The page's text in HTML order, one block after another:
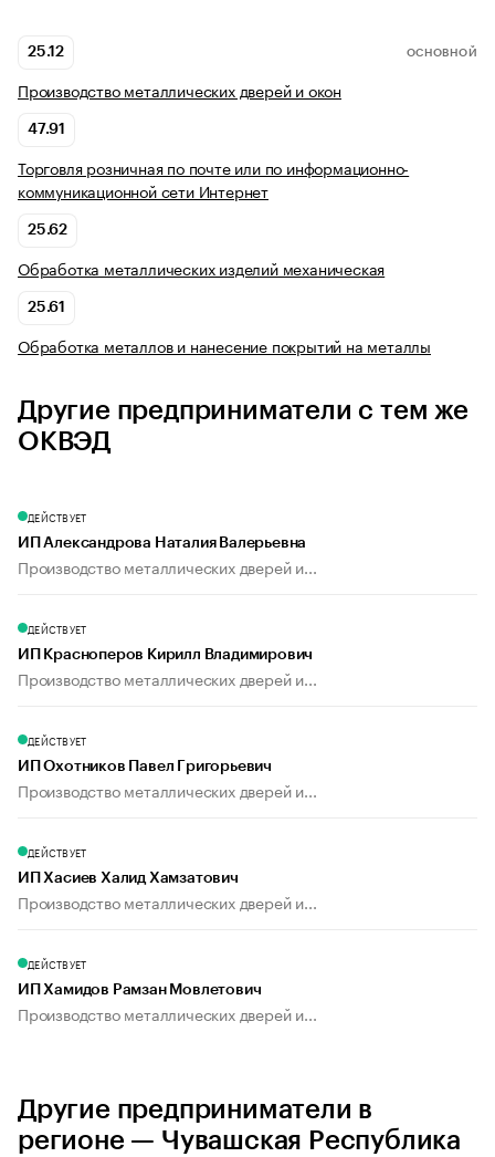
25.12 ОСНОВНОЙ
Производство металлических дверей и окон
47.91
Торговля розничная по почте или по информационно-
коммуникационной сети Интернет
25.62
Обработка металлических изделий механическая
25.61
Обработка металлов и нанесение покрытий на металлы
Другие предприниматели с тем же
ОКВЭД
ДЕЙСТВУЕТ
ИП Александрова Наталия Валерьевна
Производство металлических дверей и...
ДЕЙСТВУЕТ
ИП Красноперов Кирилл Владимирович
Производство металлических дверей и...
ДЕЙСТВУЕТ
ИП Охотников Павел Григорьевич
Производство металлических дверей и...
ДЕЙСТВУЕТ
ИП Хасиев Халид Хамзатович
Производство металлических дверей и...
ДЕЙСТВУЕТ
ИП Хамидов Рамзан Мовлетович
Производство металлических дверей и...
Другие предприниматели в
регионе — Чувашская Республика